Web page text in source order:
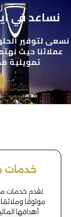
نساعد في
نسعى لتوفير
عملائنا حيث
تمويلية
خدمات
تقدم خدمات
موثوقًا
أهدافها